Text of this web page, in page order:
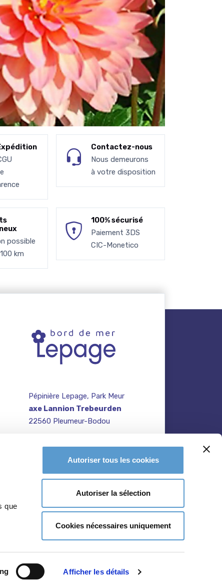
que
Afficher les détails
Autoriser tous les cookies
Autoriser la sélection
Cookies nécessaires uniquement
Contactez-nous
Nous demeurons
à votre disposition
possible
km
100% sécurisé
Paiement 3DS
CIC-Monetico
Pépinière Lepage, Park Meur
axe Lannion Trebeurden
22560 Pleumeur-Bodou
bretagne.fr
02 96 47 27 64